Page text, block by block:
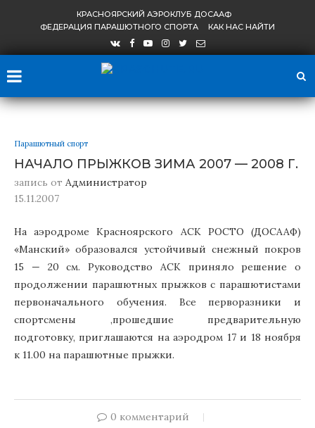
КРАСНОЯРСКИЙ АЭРОКЛУБ ДОСААФ
ФЕДЕРАЦИЯ ПАРАШЮТНОГО СПОРТА
КАК НАС НАЙТИ
Парашютный спорт
НАЧАЛО ПРЫЖКОВ ЗИМА 2007 — 2008 Г.
запись от Администратор
15.11.2007
На аэродроме Красноярского АСК РОСТО (ДОСААФ)
«Манский» образовался устойчивый снежный покров
15 — 20 см. Руководство АСК приняло решение о
продолжении парашютных прыжков с парашютистами
первоначального обучения. Все перворазники и
спортсмены ,прошедшие предварительную
подготовку, приглашаются на аэродром 17 и 18 ноября
к 11.00 на парашютные прыжки.
0 комментарий